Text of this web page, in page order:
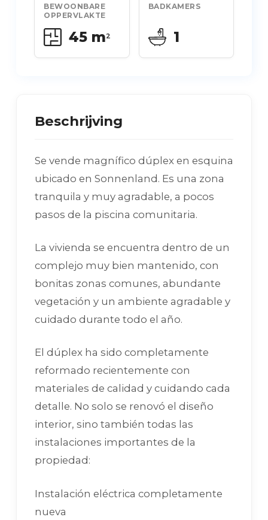
BEWOONBARE
OPPERVLAKTE
45 m2
BADKAMERS
1
Beschrijving
Se vende magnífico dúplex en esquina
ubicado en Sonnenland. Es una zona
tranquila y muy agradable, a pocos
pasos de la piscina comunitaria.
La vivienda se encuentra dentro de un
complejo muy bien mantenido, con
bonitas zonas comunes, abundante
vegetación y un ambiente agradable y
cuidado durante todo el año.
El dúplex ha sido completamente
reformado recientemente con
materiales de calidad y cuidando cada
detalle. No solo se renovó el diseño
interior, sino también todas las
instalaciones importantes de la
propiedad:
Instalación eléctrica completamente
nueva